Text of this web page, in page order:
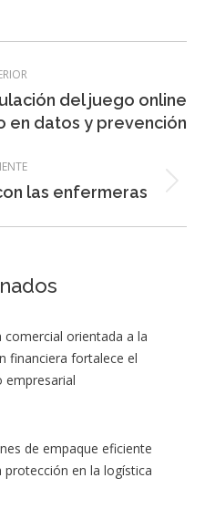
Entrada
anterior:
del juego online
en datos y prevención
Entradalas enfermeras
comercial orientada a la
financiera fortalece el
empresarial
de empaque eficiente
protección en la logística